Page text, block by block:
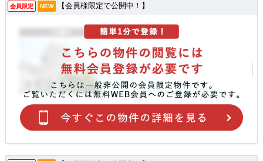
会員限定 NEW 【会員様限定で公開中！】